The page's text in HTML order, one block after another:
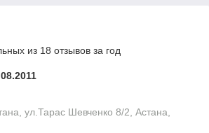
из 18 отзывов за год
ул.Тарас Шевченко 8/2, Астана,